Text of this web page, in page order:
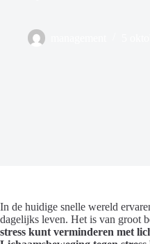
In de huidige snelle wereld
dagelijks leven. Het is van groot
stress kunt verminderen met